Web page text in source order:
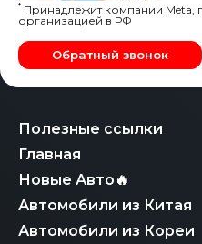
Полезные ссылки
Главная
Новые Авто🔥
Автомобили из Китая
Автомобили из Кореи
* Принадлежит компании Meta,
организацией в РФ
Обратный звонок